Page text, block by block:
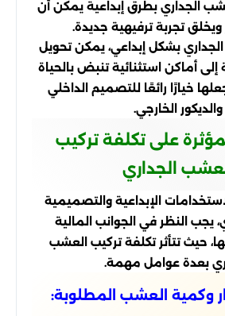
الجداري بطرق إبداعية يمكن أن
ويخلق تجربة ترفيهية جديدة.
بشكل إبداعي، يمكن تحويل
إلى أماكن استثنائية تنبض بالحياة
خيارًا رائعًا للتصميم الداخلي
والديكور الخارجي.
على تكلفة تركيب
الجداري
الإبداعية والتصميمية
يجب النظر في الجوانب المالية
حيث تتأثر تكلفة تركيب العشب
بعدة عوامل مهمة.
وكمية العشب المطلوبة: